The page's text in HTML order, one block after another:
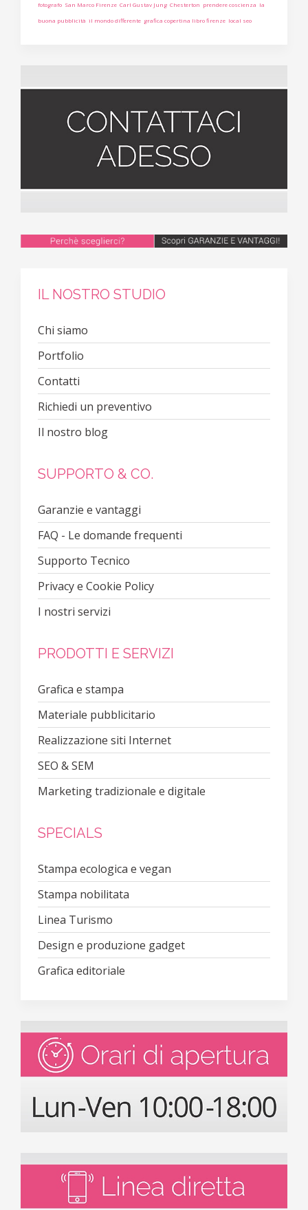
fotografo San Marco Firenze Carl Gustav Jung Chesterton prendere coscienza la
buona pubblicità il mondo differente grafica copertina libro firenze local seo
IL NOSTRO STUDIO
Chi siamo
Portfolio
Contatti
Richiedi un preventivo
Il nostro blog
SUPPORTO & CO.
Garanzie e vantaggi
FAQ - Le domande frequenti
Supporto Tecnico
Privacy e Cookie Policy
I nostri servizi
PRODOTTI E SERVIZI
Grafica e stampa
Materiale pubblicitario
Realizzazione siti Internet
SEO & SEM
Marketing tradizionale e digitale
SPECIALS
Stampa ecologica e vegan
Stampa nobilitata
Linea Turismo
Design e produzione gadget
Grafica editoriale